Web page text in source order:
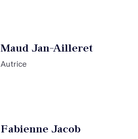
Maud Jan-Ailleret
Autrice
Fabienne Jacob